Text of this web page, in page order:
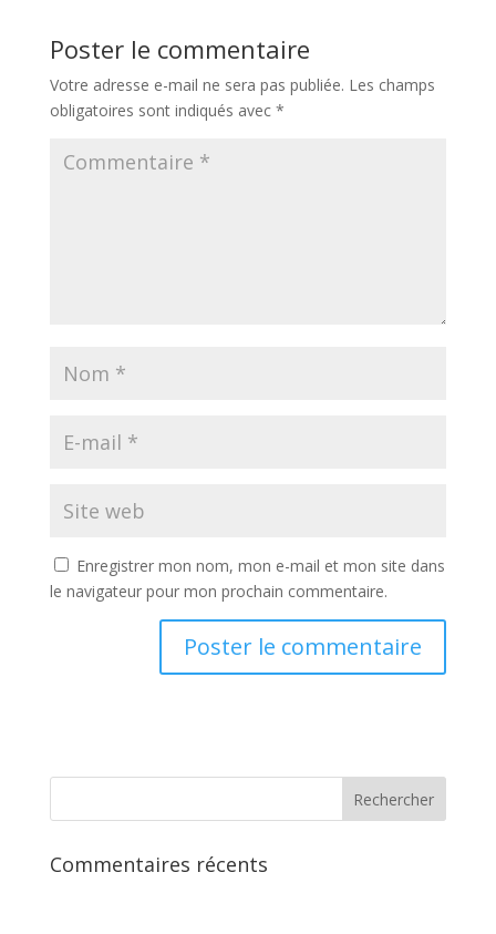
Poster le commentaire
Votre adresse e-mail ne sera pas publiée. Les champs
obligatoires sont indiqués avec *
Enregistrer mon nom, mon e-mail et mon site dans
le navigateur pour mon prochain commentaire.
Commentaires récents